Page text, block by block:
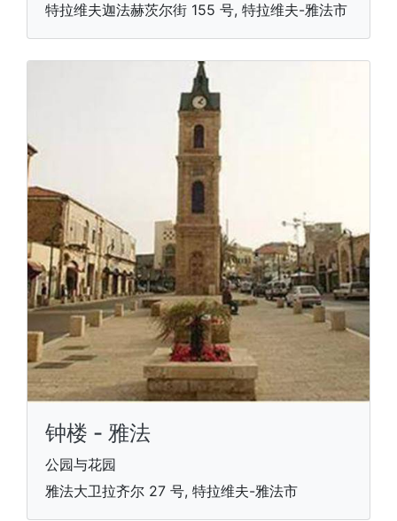
特拉维夫迦法赫茨尔街 155 号, 特拉维夫-雅法市
钟楼 - 雅法
公园与花园
雅法大卫拉齐尔 27 号, 特拉维夫-雅法市